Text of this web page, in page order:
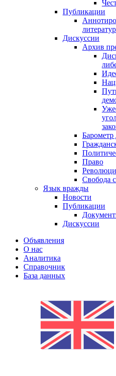
Публикации
Дискуссии
Архив
Барометр
Право
Свобода
Язык вражды
Новости
Публикации
Дискуссии
Объявления
О нас
Аналитика
Справочник
База данных